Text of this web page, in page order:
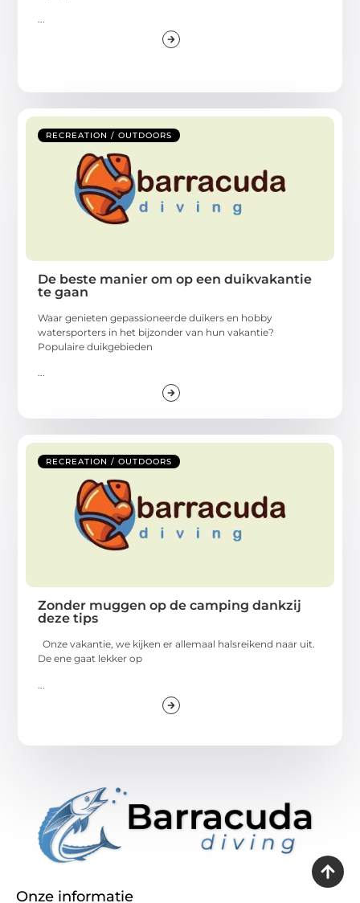
RECREATION / OUTDOORS
De beste manier om op een duikvakantie
te gaan
Waar genieten gepassioneerde duikers en hobby
watersporters in het bijzonder van hun vakantie?
Populaire duikgebieden
...
RECREATION / OUTDOORS
Zonder muggen op de camping dankzij
deze tips
Onze vakantie, we kijken er allemaal halsreikend naar uit.
De ene gaat lekker op
Onze informatie